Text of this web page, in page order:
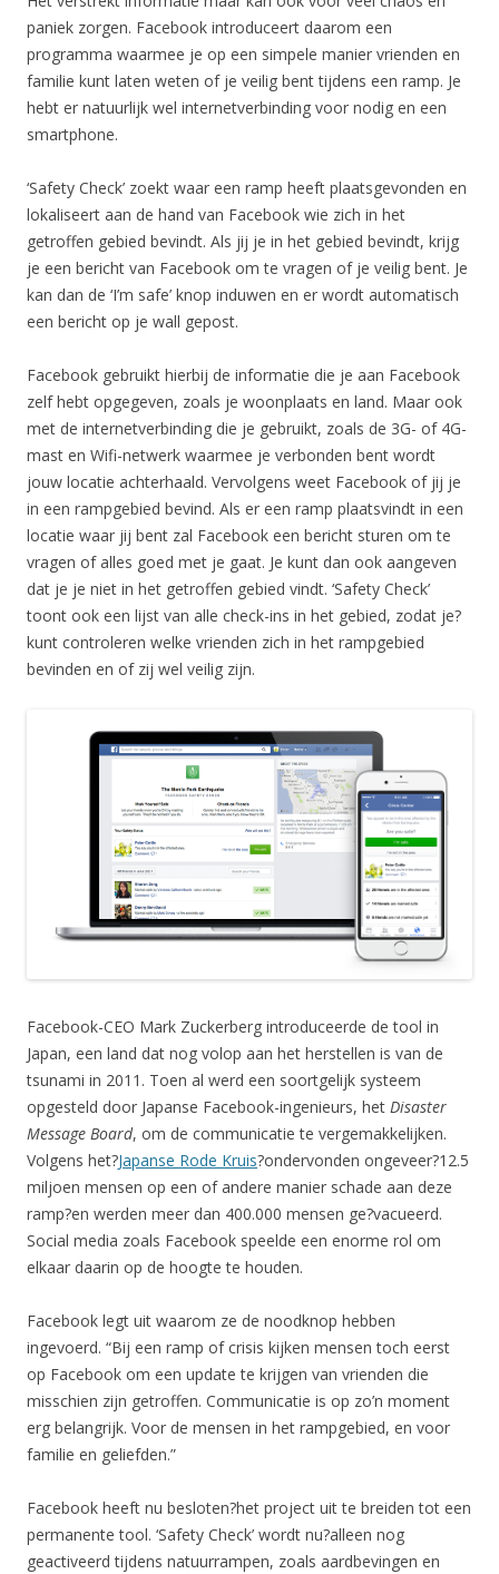
paniek zorgen. Facebook introduceert daarom een
programma waarmee je op een simpele manier vrienden en
familie kunt laten weten of je veilig bent tijdens een ramp. Je
hebt er natuurlijk wel internetverbinding voor nodig en een
smartphone.
‘Safety Check’ zoekt waar een ramp heeft plaatsgevonden en
lokaliseert aan de hand van Facebook wie zich in het
getroffen gebied bevindt. Als jij je in het gebied bevindt, krijg
je een bericht van Facebook om te vragen of je veilig bent. Je
kan dan de ‘I’m safe’ knop induwen en er wordt automatisch
een bericht op je wall gepost.
Facebook gebruikt hierbij de informatie die je aan Facebook
zelf hebt opgegeven, zoals je woonplaats en land. Maar ook
met de internetverbinding die je gebruikt, zoals de 3G- of 4G-
mast en Wifi-netwerk waarmee je verbonden bent wordt
jouw locatie achterhaald. Vervolgens weet Facebook of jij je
in een rampgebied bevind. Als er een ramp plaatsvindt in een
locatie waar jij bent zal Facebook een bericht sturen om te
vragen of alles goed met je gaat. Je kunt dan ook aangeven
dat je je niet in het getroffen gebied vindt. ‘Safety Check’
toont ook een lijst van alle check-ins in het gebied, zodat je?
kunt controleren welke vrienden zich in het rampgebied
bevinden en of zij wel veilig zijn.
Facebook-CEO Mark Zuckerberg introduceerde de tool in
Japan, een land dat nog volop aan het herstellen is van de
tsunami in 2011. Toen al werd een soortgelijk systeem
opgesteld door Japanse Facebook-ingenieurs, het Disaster
Message Board, om de communicatie te vergemakkelijken.
Volgens het?Japanse Rode Kruis?ondervonden ongeveer?12.5
miljoen mensen op een of andere manier schade aan deze
ramp?en werden meer dan 400.000 mensen ge?vacueerd.
Social media zoals Facebook speelde een enorme rol om
elkaar daarin op de hoogte te houden.
Facebook legt uit waarom ze de noodknop hebben
ingevoerd. “Bij een ramp of crisis kijken mensen toch eerst
op Facebook om een update te krijgen van vrienden die
misschien zijn getroffen. Communicatie is op zo’n moment
erg belangrijk. Voor de mensen in het rampgebied, en voor
familie en geliefden.”
Facebook heeft nu besloten?het project uit te breiden tot een
permanente tool. ‘Safety Check’ wordt nu?alleen nog
geactiveerd tijdens natuurrampen, zoals aardbevingen en